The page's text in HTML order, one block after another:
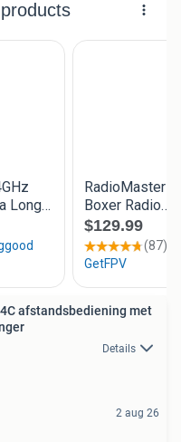
afstandsbediening met
Details
2 aug 26